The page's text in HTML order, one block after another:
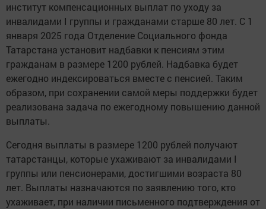
институт компенсационных выплат по уходу за
инвалидами I группы и гражданами старше 80 лет. С 1
января 2025 года Отделение Социального фонда
Татарстана установит надбавки к пенсиям этим
гражданам в размере 1200 рублей. Надбавка будет
ежегодно индексироваться вместе с пенсией. Таким
образом, при сохранении самой меры поддержки будет
реализована задача по ежегодному повышению данной
выплаты.
Сегодня выплаты в размере 1200 рублей получают
татарстанцы, которые ухаживают за инвалидами I
группы или пенсионерами, достигшими возраста 80
лет. Выплаты назначаются по заявлению того, кто
ухаживает, при наличии письменного подтверждения от